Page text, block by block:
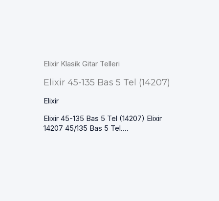
Elixir Klasik Gitar Telleri
Elixir 45-135 Bas 5 Tel (14207)
Elixir
Elixir 45-135 Bas 5 Tel (14207) Elixir
14207 45/135 Bas 5 Tel....